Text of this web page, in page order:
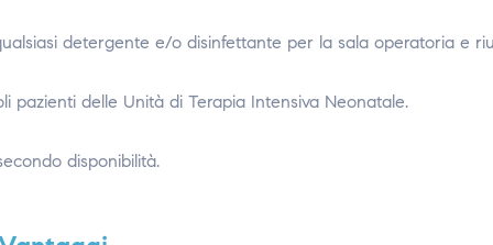
detergente e/o disinfettante per la sala operatoria e
delle Unità di Terapia Intensiva Neonatale.
disponibilità.